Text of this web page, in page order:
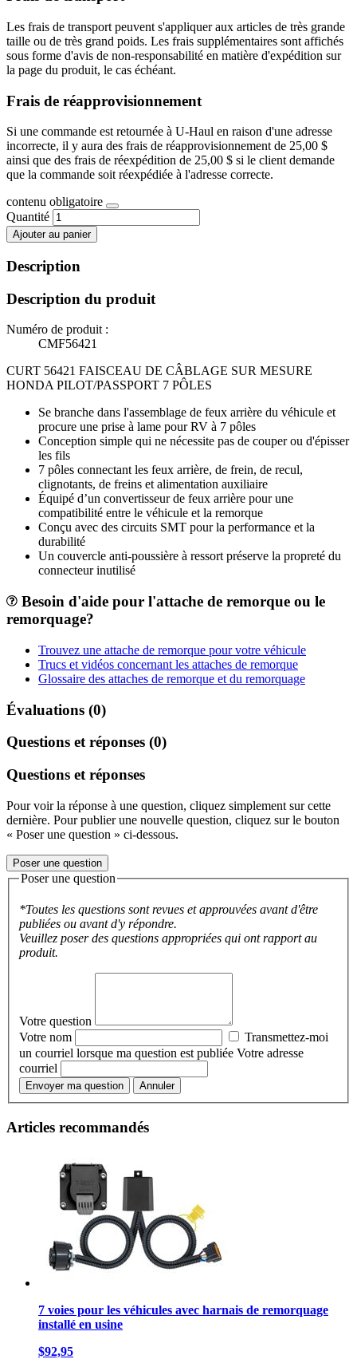
Les frais de transport peuvent s'appliquer aux articles de très grande
taille ou de très grand poids. Les frais supplémentaires sont affichés
sous forme d'avis de non-responsabilité en matière d'expédition sur
la page du produit, le cas échéant.
Frais de réapprovisionnement
Si une commande est retournée à U-Haul en raison d'une adresse
incorrecte, il y aura des frais de réapprovisionnement de 25,00 $
ainsi que des frais de réexpédition de 25,00 $ si le client demande
que la commande soit réexpédiée à l'adresse correcte.
contenu obligatoire
Quantité
Ajouter au panier
Description
Description du produit
Numéro de produit :
CMF56421
CURT 56421 FAISCEAU DE CÂBLAGE SUR MESURE
HONDA PILOT/PASSPORT 7 PÔLES
Se branche dans l'assemblage de feux arrière du véhicule et
procure une prise à lame pour RV à 7 pôles
Conception simple qui ne nécessite pas de couper ou d'épisser
les fils
7 pôles connectant les feux arrière, de frein, de recul,
clignotants, de freins et alimentation auxiliaire
Équipé d’un convertisseur de feux arrière pour une
compatibilité entre le véhicule et la remorque
Conçu avec des circuits SMT pour la performance et la
durabilité
Un couvercle anti-poussière à ressort préserve la propreté du
connecteur inutilisé
Besoin d'aide pour l'attache de remorque ou le
remorquage?
Trouvez une attache de remorque pour votre véhicule
Trucs et vidéos concernant les attaches de remorque
Glossaire des attaches de remorque et du remorquage
Évaluations (0)
Questions et réponses (0)
Questions et réponses
Pour voir la réponse à une question, cliquez simplement sur cette
dernière. Pour publier une nouvelle question, cliquez sur le bouton
« Poser une question » ci-dessous.
Poser une question
Poser une question
*Toutes les questions sont revues et approuvées avant d'être
publiées ou avant d'y répondre.
Veuillez poser des questions appropriées qui ont rapport au
produit.
Votre question
Votre nom
Transmettez-moi
un courriel lorsque ma question est publiée Votre adresse
courriel
Envoyer ma question Annuler
Articles recommandés
7 voies pour les véhicules avec harnais de remorquage
installé en usine
$92,95